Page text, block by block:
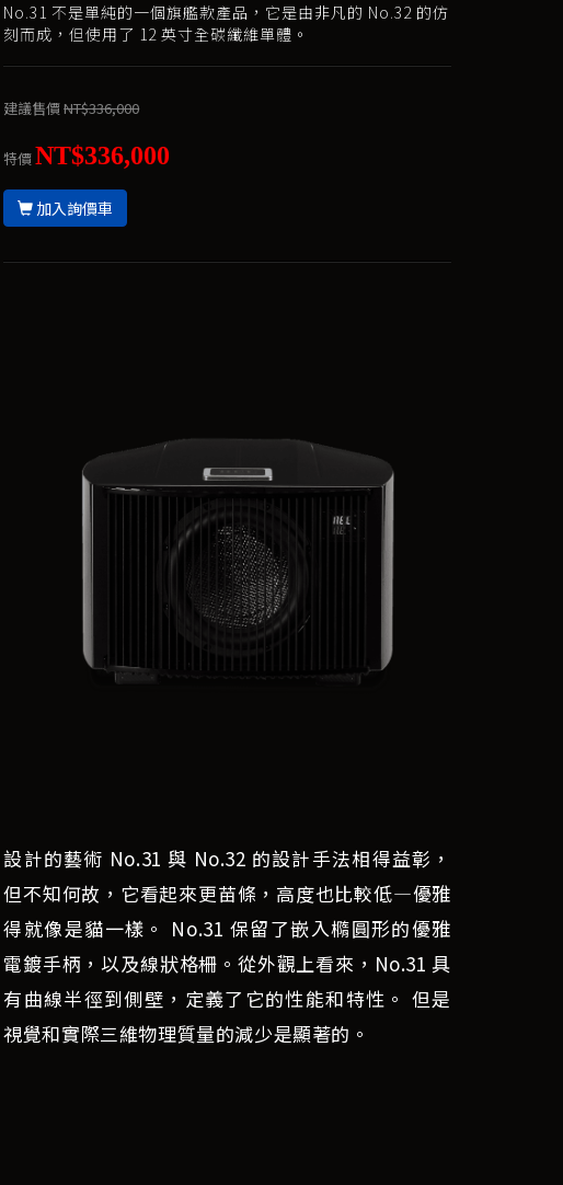
No.31 不是單純的一個旗艦款產品，它是由非凡的 No.32 的仿
刻而成，但使用了 12 英寸全碳纖維單體。
建議售價NT$336,000
特價NT$336,000
加入詢價車
設計的藝術 No.31 與 No.32 的設計手法相得益彰，
但不知何故，它看起來更苗條，高度也比較低—優雅
得就像是貓一樣。 No.31 保留了嵌入橢圓形的優雅
電鍍手柄，以及線狀格柵。從外觀上看來，No.31 具
有曲線半徑到側壁，定義了它的性能和特性。 但是
視覺和實際三維物理質量的減少是顯著的。